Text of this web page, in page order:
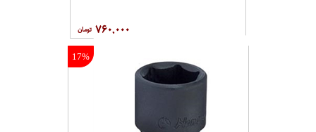
۷۶۰,۰۰۰
17%